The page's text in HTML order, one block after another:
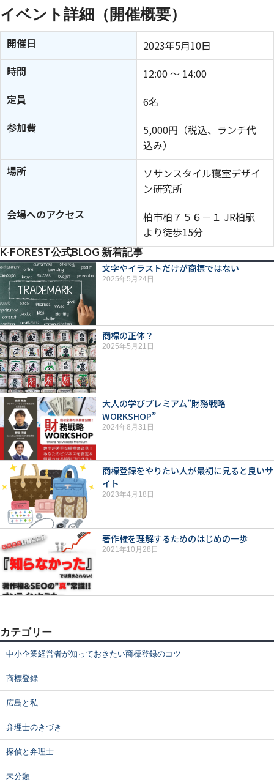
イベント詳細（開催概要）
開催日
2023年5月10日
時間
12:00 ～ 14:00
定員
6名
参加費
5,000円（税込、ランチ代
込み）
場所
ソサンスタイル寝室デザイ
ン研究所
会場へのアクセス
柏市柏７５６－１ JR柏駅
より徒歩15分
K-FOREST公式BLOG 新着記事
文字やイラストだけが商標ではない
2025年5月24日
商標の正体？
2025年5月21日
大人の学びプレミアム”財務戦略
WORKSHOP”
2024年8月31日
商標登録をやりたい人が最初に見ると良いサ
イト
2023年4月18日
著作権を理解するためのはじめの一歩
2021年10月28日
カテゴリー
中小企業経営者が知っておきたい商標登録のコツ
商標登録
広島と私
弁理士のきづき
探偵と弁理士
未分類